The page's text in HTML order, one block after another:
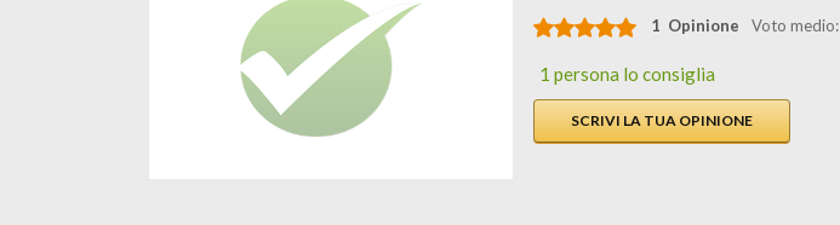
1 Opinione Voto medio:
1 persona lo consiglia
SCRIVI LA TUA OPINIONE